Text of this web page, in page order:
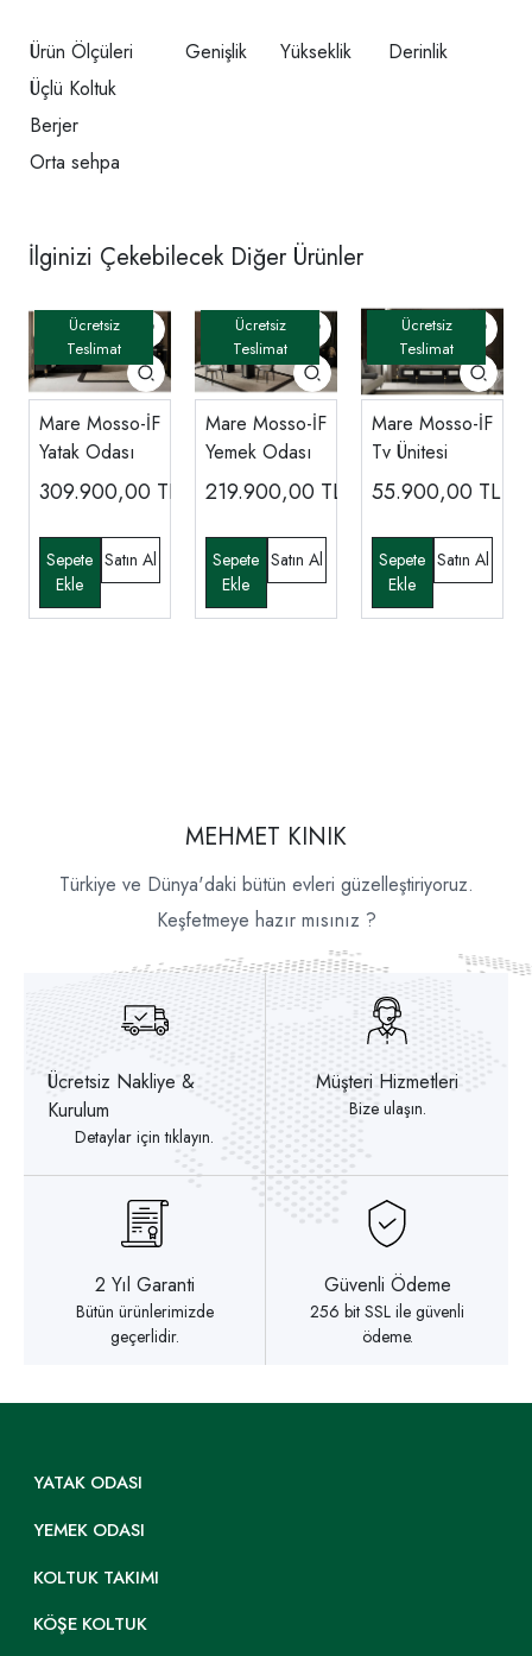
Ürün Ölçüleri Genişlik Yükseklik
Derinlik
Üçlü Koltuk
Berjer
Orta sehpa
İlginizi Çekebilecek Diğer Ürünler
Mare Mosso-İF
Yatak Odası
309.900,00 TL
Mare Mosso-İF
Yemek Odası
219.900,00 TL
Mare Mosso-İF
Tv Ünitesi
55.900,00 TL
MEHMET KINIK
Türkiye ve Dünya'daki bütün evleri güzelleştiriyoruz.
Keşfetmeye hazır mısınız ?
Ücretsiz Nakliye &
Kurulum
Detaylar için tıklayın.
Müşteri Hizmetleri
Bize ulaşın.
2 Yıl Garanti
Bütün ürünlerimizde
geçerlidir.
Güvenli Ödeme
256 bit SSL ile güvenli
ödeme.
YATAK ODASI
YEMEK ODASI
KOLTUK TAKIMI
KÖŞE KOLTUK